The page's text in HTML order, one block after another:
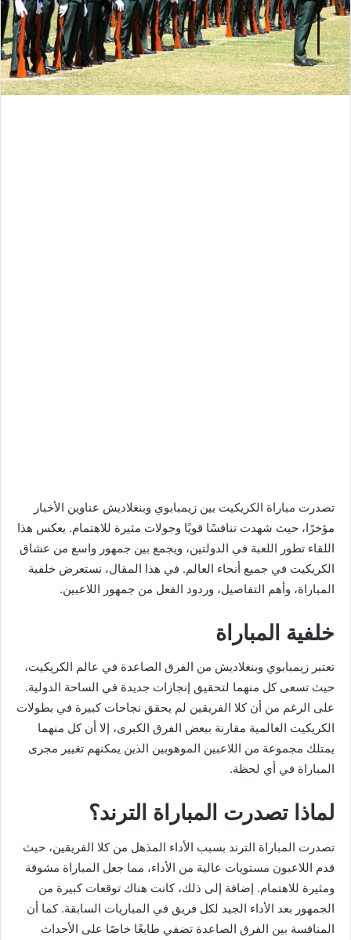
تصدرت مباراة الكريكيت بين زيمبابوي وبنغلاديش عناوين الأخبار
مؤخرًا، حيث شهدت تنافسًا قويًا وجولات مثيرة للاهتمام. يعكس هذا
اللقاء تطور اللعبة في الدولتين، ويجمع بين جمهور واسع من عشاق
الكريكيت في جميع أنحاء العالم. في هذا المقال، نستعرض خلفية
المباراة، وأهم التفاصيل، وردود الفعل من جمهور اللاعبين.
خلفية المباراة
تعتبر زيمبابوي وبنغلاديش من الفرق الصاعدة في عالم الكريكيت،
حيث تسعى كل منهما لتحقيق إنجازات جديدة في الساحة الدولية.
على الرغم من أن كلا الفريقين لم يحقق نجاحات كبيرة في بطولات
الكريكيت العالمية مقارنة ببعض الفرق الكبرى، إلا أن كل منهما
يمتلك مجموعة من اللاعبين الموهوبين الذين يمكنهم تغيير مجرى
المباراة في أي لحظة.
لماذا تصدرت المباراة الترند؟
تصدرت المباراة الترند بسبب الأداء المذهل من كلا الفريقين، حيث
قدم اللاعبون مستويات عالية من الأداء، مما جعل المباراة مشوقة
ومثيرة للاهتمام. إضافة إلى ذلك، كانت هناك توقعات كبيرة من
الجمهور بعد الأداء الجيد لكل فريق في المباريات السابقة. كما أن
المنافسة بين الفرق الصاعدة تضفي طابعًا خاصًا على الأحداث